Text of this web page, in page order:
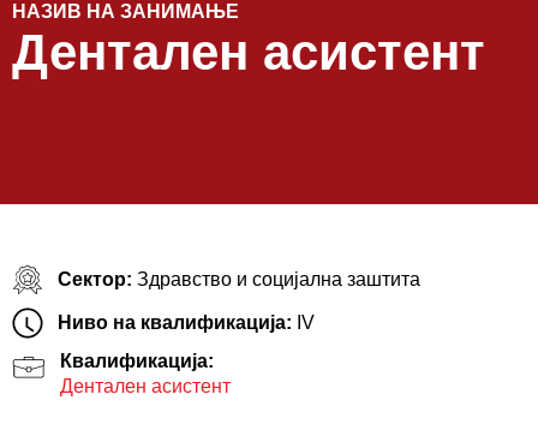
НАЗИВ НА ЗАНИМАЊЕ
Дентален асистент
Сектор: Здравство и социјална заштита
Ниво на квалификација: IV
Квалификација:
Дентален асистент